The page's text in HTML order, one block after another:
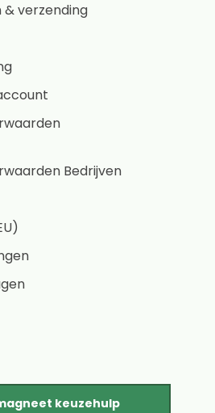
verzending
Bedrijven
keuzehulp